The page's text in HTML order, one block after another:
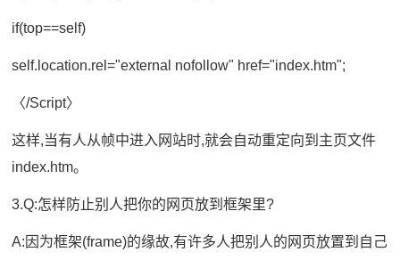
if(top==self)
self.location.rel="external nofollow" href="index.htm";
〈/Script〉
这样,当有人从帧中进入网站时,就会自动重定向到主页文件
index.htm。
3.Q:怎样防止别人把你的网页放到框架里?
A:因为框架(frame)的缘故,有许多人把别人的网页放置到自己